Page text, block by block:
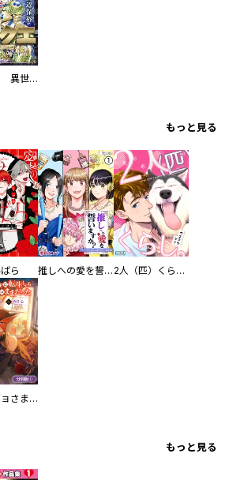
ドカクエ 異世界ドカコッククエスト
もっと見る
ら 推しへの愛を誓いますか？～アラサー女子、推しは逃げぬが人生逃げる～ 2人（匹）くらし。
ドロンジョさまは転生しても悪役令嬢のままだった【分冊版】
もっと見る